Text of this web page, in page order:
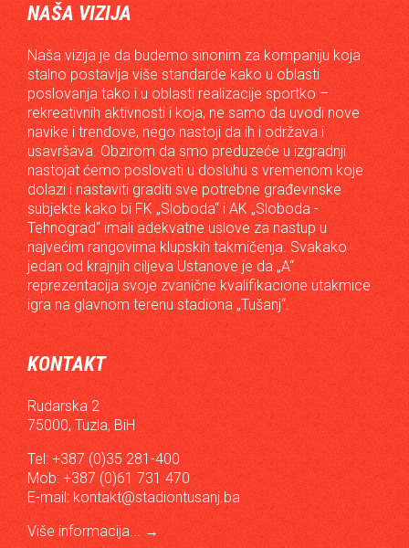
NAŠA VIZIJA
Naša vizija je da budemo sinonim za kompaniju koja
stalno postavlja više standarde kako u oblasti
poslovanja tako i u oblasti realizacije sportko –
rekreativnih aktivnosti i koja, ne samo da uvodi nove
navike i trendove, nego nastoji da ih i održava i
usavršava. Obzirom da smo preduzeće u izgradnji
nastojat ćemo poslovati u dosluhu s vremenom koje
dolazi i nastaviti graditi sve potrebne građevinske
subjekte kako bi FK „Sloboda“ i AK „Sloboda -
Tehnograd“ imali adekvatne uslove za nastup u
najvećim rangovima klupskih takmičenja. Svakako
jedan od krajnjih ciljeva Ustanove je da „A“
reprezentacija svoje zvanične kvalifikacione utakmice
igra na glavnom terenu stadiona „Tušanj“.
KONTAKT
Rudarska 2
75000, Tuzla, BiH
Tel: +387 (0)35 281-400
Mob: +387 (0)61 731 470
E-mail: kontakt@stadiontusanj.ba
Više informacija...
→